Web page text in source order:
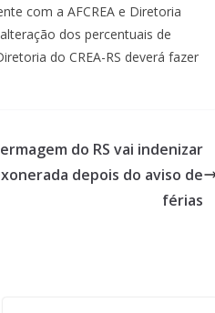
com a AFCREA e Diretoria
dos percentuais de
do CREA-RS deverá fazer
do RS vai indenizar
depois do aviso de
férias